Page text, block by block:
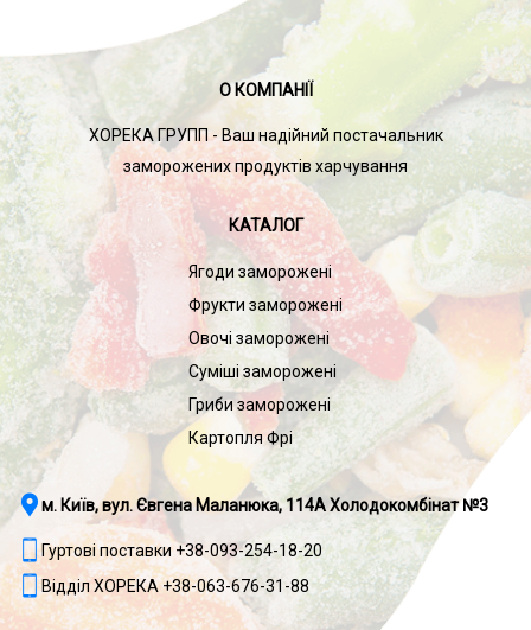
О КОМПАНІЇ
ХОРЕКА ГРУПП - Ваш надійний постачальник
заморожених продуктів харчування
КАТАЛОГ
Ягоди заморожені
Фрукти заморожені
Овочі заморожені
Суміші заморожені
Гриби заморожені
Картопля Фрі
м. Київ, вул. Євгена Маланюка, 114А Холодокомбінат №3
Гуртові поставки +38-093-254-18-20
Відділ ХОРЕКА +38-063-676-31-88